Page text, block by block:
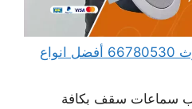
فني سماعات سقف بلوتوث 66780530 أفضل انواع
سماعات سقف بكافة